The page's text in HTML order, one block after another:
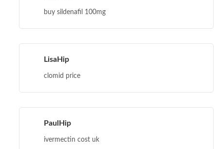
buy sildenafil 100mg
LisaHip
clomid price
PaulHip
ivermectin cost uk